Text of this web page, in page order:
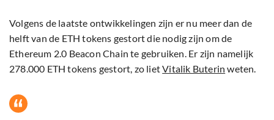
Volgens de laatste ontwikkelingen zijn er nu meer dan de
helft van de ETH tokens gestort die nodig zijn om de
Ethereum 2.0 Beacon Chain te gebruiken. Er zijn namelijk
278.000 ETH tokens gestort, zo lietVitalik Buterin weten.